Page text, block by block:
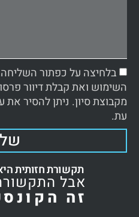
בלחיצה על כפתור
השימוש ואת קבלת דיוור
מקבוצת סיון. ניתן להסיר
עת.
תקשורת חזותית
אבל
זה